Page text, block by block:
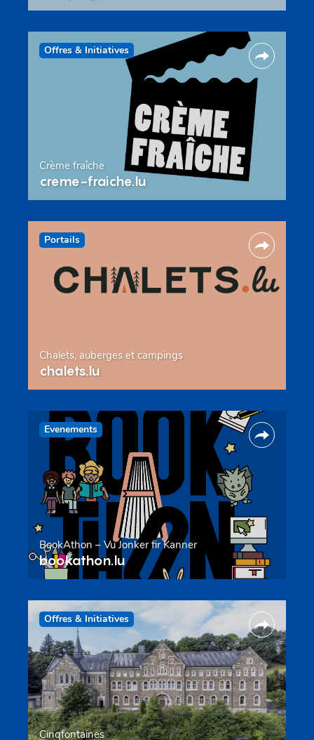
Offres & Initiatives
Crème fraîche
creme-fraiche.lu
Portails
Chalets, auberges et campings
chalets.lu
Evenements
BookAthon – Vu Jonker fir Kanner
bookathon.lu
Offres & Initiatives
Cinqfontaines